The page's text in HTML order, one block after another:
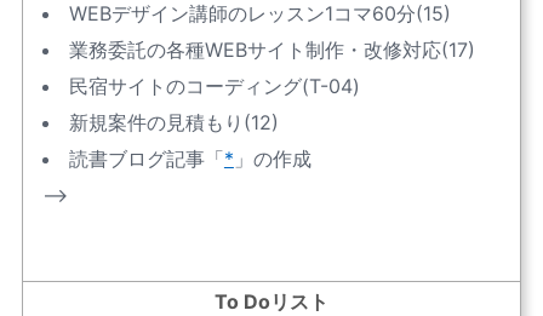
WEBデザイン講師のレッスン1コマ60分(15)
業務委託の各種WEBサイト制作・改修対応(17)
民宿サイトのコーディング(T-04)
新規案件の見積もり(12)
読書ブログ記事「* 」の作成
–>
To Doリスト